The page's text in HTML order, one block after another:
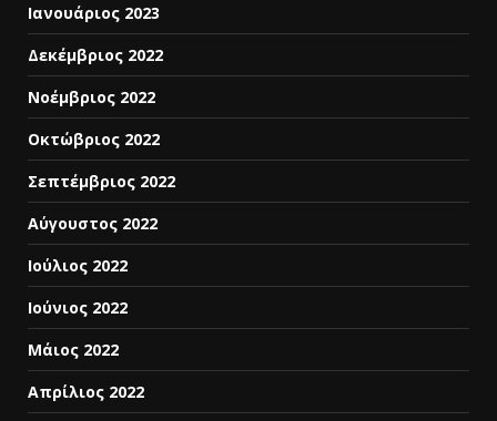
Ιανουάριος 2023
Δεκέμβριος 2022
Νοέμβριος 2022
Οκτώβριος 2022
Σεπτέμβριος 2022
Αύγουστος 2022
Ιούλιος 2022
Ιούνιος 2022
Μάιος 2022
Απρίλιος 2022